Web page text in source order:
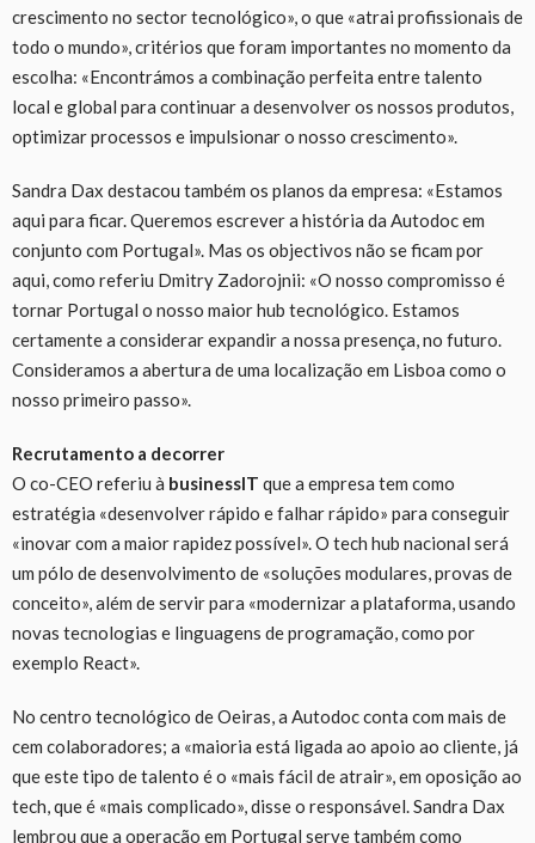
crescimento no sector tecnológico», o que «atrai profissionais de
todo o mundo», critérios que foram importantes no momento da
escolha: «Encontrámos a combinação perfeita entre talento
local e global para continuar a desenvolver os nossos produtos,
optimizar processos e impulsionar o nosso crescimento».
Sandra Dax destacou também os planos da empresa: «Estamos
aqui para ficar. Queremos escrever a história da Autodoc em
conjunto com Portugal». Mas os objectivos não se ficam por
aqui, como referiu Dmitry Zadorojnii: «O nosso compromisso é
tornar Portugal o nosso maior hub tecnológico. Estamos
certamente a considerar expandir a nossa presença, no futuro.
Consideramos a abertura de uma localização em Lisboa como o
nosso primeiro passo».
Recrutamento a decorrer
O co-CEO referiu à businessIT que a empresa tem como
estratégia «desenvolver rápido e falhar rápido» para conseguir
«inovar com a maior rapidez possível». O tech hub nacional será
um pólo de desenvolvimento de «soluções modulares, provas de
conceito», além de servir para «modernizar a plataforma, usando
novas tecnologias e linguagens de programação, como por
exemplo React».
No centro tecnológico de Oeiras, a Autodoc conta com mais de
cem colaboradores; a «maioria está ligada ao apoio ao cliente, já
que este tipo de talento é o «mais fácil de atrair», em oposição ao
tech, que é «mais complicado», disse o responsável. Sandra Dax
lembrou que a operação em Portugal serve também como